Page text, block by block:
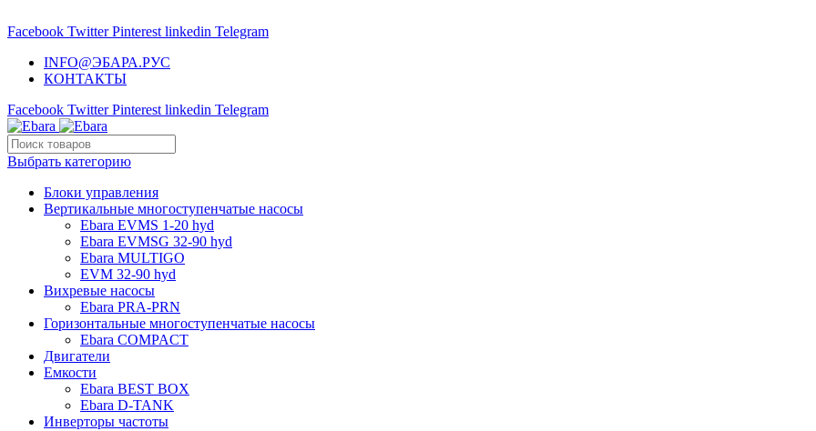
Facebook Twitter Pinterest linkedin Telegram
INFO@ЭБАРА.РУС
КОНТАКТЫ
Facebook Twitter Pinterest linkedin Telegram
Выбрать категорию
Блоки управления
Вертикальные многоступенчатые насосы
Ebara EVMS 1-20 hyd
Ebara EVMSG 32-90 hyd
Ebara MULTIGO
EVM 32-90 hyd
Вихревые насосы
Ebara PRA-PRN
Горизонтальные многоступенчатые насосы
Ebara COMPACT
Двигатели
Емкости
Ebara BEST BOX
Ebara D-TANK
Инверторы частоты